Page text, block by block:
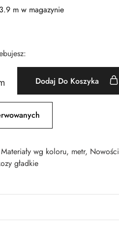
m w magazynie
Dodaj Do Koszyka
Materiały wg koloru, metr, Nowości
gładkie